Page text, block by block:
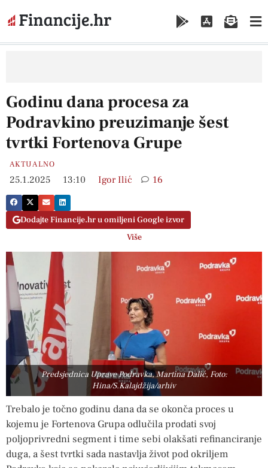
Godinu dana procesa za
Podravkino preuzimanje šest
tvrtki Fortenova Grupe
AKTUALNO
25.1.2025 13:10 Igor Ilić 16
Dodajte Financije.hr u omiljeni Google izvor
Više
Predsjednica Uprave Podravka, Martina Dalić, Foto:
Hina/S.Kalajdžija/arhiv
Trebalo je točno godinu dana da se okonča proces u
kojemu je Fortenova Grupa odlučila prodati svoj
poljoprivredni segment i time sebi olakšati refinanciranje
duga, a šest tvrtki sada nastavlja život pod okriljem